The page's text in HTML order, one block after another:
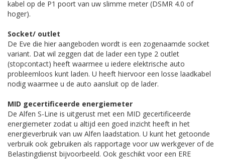
kabel op de P1 poort van uw slimme meter (DSMR 4.0 of
hoger).
Socket/ outlet
De Eve die hier aangeboden wordt is een zogenaamde socket
variant. Dat wil zeggen dat de lader een type 2 outlet
(stopcontact) heeft waarmee u iedere elektrische auto
probleemloos kunt laden. U heeft hiervoor een losse laadkabel
nodig waarmee u de auto aansluit op de lader.
MID gecertificeerde energiemeter
De Alfen S-Line is uitgerust met een MID gecertificeerde
energiemeter zodat u altijd een goed inzicht heeft in het
energieverbruik van uw Alfen laadstation. U kunt het getoonde
verbruik ook gebruiken als rapportage voor uw werkgever of de
Belastingdienst bijvoorbeeld. Ook geschikt voor een ERE